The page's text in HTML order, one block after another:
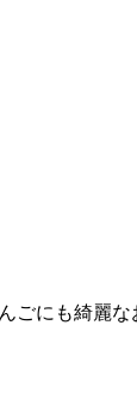
ごにも綺麗